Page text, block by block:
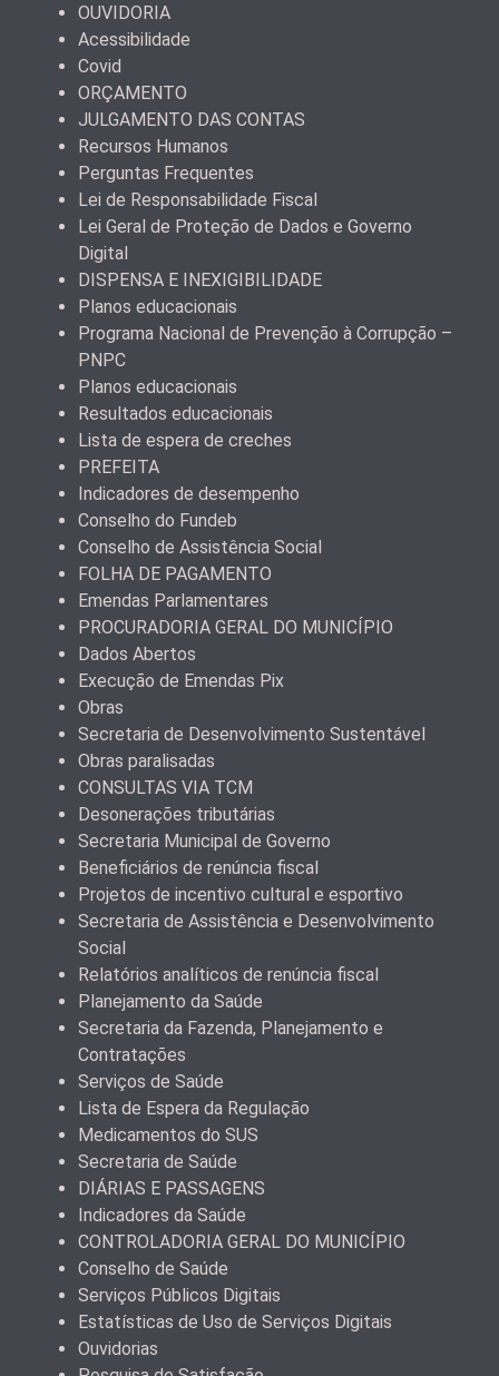
OUVIDORIA
Acessibilidade
Covid
ORÇAMENTO
JULGAMENTO DAS CONTAS
Recursos Humanos
Perguntas Frequentes
Lei de Responsabilidade Fiscal
Lei Geral de Proteção de Dados e Governo
Digital
DISPENSA E INEXIGIBILIDADE
Planos educacionais
Programa Nacional de Prevenção à Corrupção –
PNPC
Planos educacionais
Resultados educacionais
Lista de espera de creches
PREFEITA
Indicadores de desempenho
Conselho do Fundeb
Conselho de Assistência Social
FOLHA DE PAGAMENTO
Emendas Parlamentares
PROCURADORIA GERAL DO MUNICÍPIO
Dados Abertos
Execução de Emendas Pix
Obras
Secretaria de Desenvolvimento Sustentável
Obras paralisadas
CONSULTAS VIA TCM
Desonerações tributárias
Secretaria Municipal de Governo
Beneficiários de renúncia fiscal
Projetos de incentivo cultural e esportivo
Secretaria de Assistência e Desenvolvimento
Social
Relatórios analíticos de renúncia fiscal
Planejamento da Saúde
Secretaria da Fazenda, Planejamento e
Contratações
Serviços de Saúde
Lista de Espera da Regulação
Medicamentos do SUS
Secretaria de Saúde
DIÁRIAS E PASSAGENS
Indicadores da Saúde
CONTROLADORIA GERAL DO MUNICÍPIO
Conselho de Saúde
Serviços Públicos Digitais
Estatísticas de Uso de Serviços Digitais
Ouvidorias